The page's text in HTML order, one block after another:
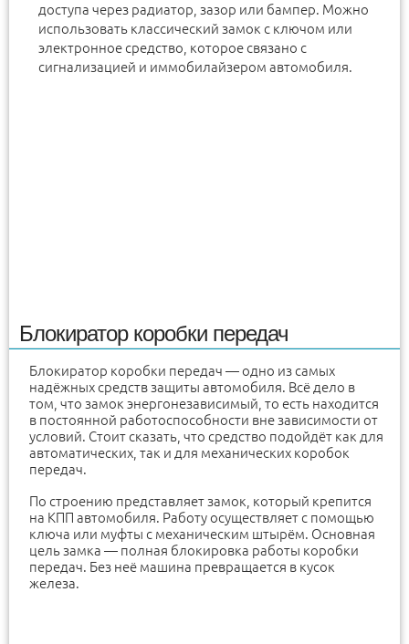
доступа через радиатор, зазор или бампер. Можно
использовать классический замок с ключом или
электронное средство, которое связано с
сигнализацией и иммобилайзером автомобиля.
Блокиратор коробки передач
Блокиратор коробки передач — одно из самых
надёжных средств защиты автомобиля. Всё дело в
том, что замок энергонезависимый, то есть находится
в постоянной работоспособности вне зависимости от
условий. Стоит сказать, что средство подойдёт как для
автоматических, так и для механических коробок
передач.
По строению представляет замок, который крепится
на КПП автомобиля. Работу осуществляет с помощью
ключа или муфты с механическим штырём. Основная
цель замка — полная блокировка работы коробки
передач. Без неё машина превращается в кусок
железа.